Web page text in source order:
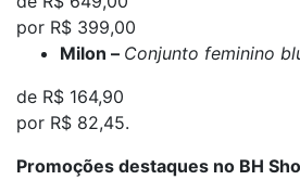
por R$ 399,00
Milon – Conjunto feminino
de R$ 164,90
por R$ 82,45.
Promoções destaques no BH